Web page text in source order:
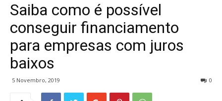
Saiba como é possível
conseguir financiamento
para empresas com juros
baixos
5 Novembro, 2019 0